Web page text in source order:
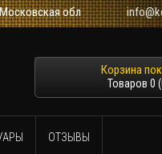
обл
Товаров 0
ОТЗЫВЫ